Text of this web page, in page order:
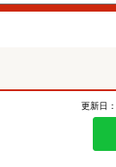
更新日